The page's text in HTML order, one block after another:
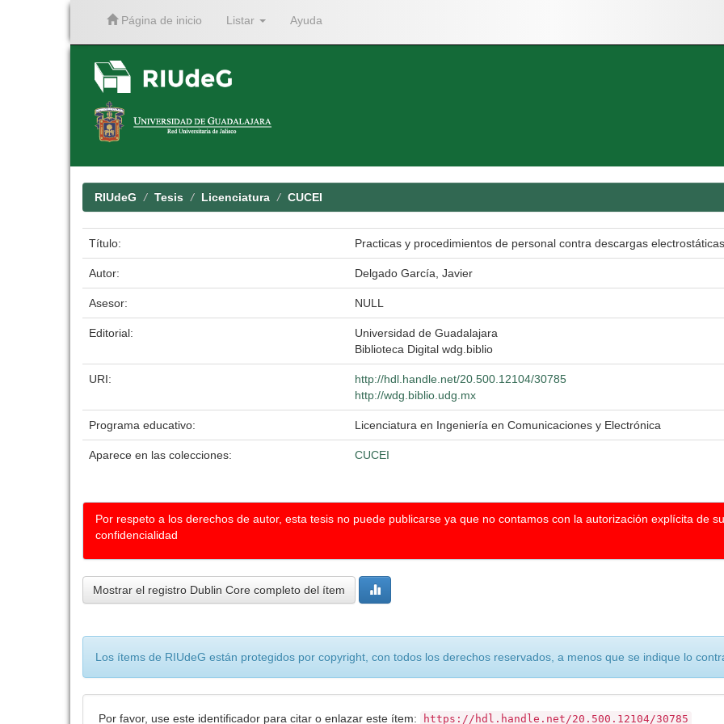
Página de inicio Listar Ayuda
RIUdeG Tesis Licenciatura CUCEI
Título: Practicas y procedimientos de personal contra descargas electrostáticas
Autor: Delgado García, Javier
Asesor: NULL
Editorial:
Universidad de Guadalajara
Biblioteca Digital wdg.biblio
URI:
http://hdl.handle.net/20.500.12104/30785
http://wdg.biblio.udg.mx
Programa educativo: Licenciatura en Ingeniería en Comunicaciones y Electrónica
Aparece en las colecciones: CUCEI
Por respeto a los derechos de autor, esta tesis no puede publicarse ya que no contamos con la autorización explícita de
confidencialidad
Mostrar el registro Dublin Core completo del ítem
Los ítems de RIUdeG están protegidos por copyright, con todos los derechos reservados, a menos que se indique lo
Por favor, use este identificador para citar o enlazar este ítem: https://hdl.handle.net/20.500.12104/30785